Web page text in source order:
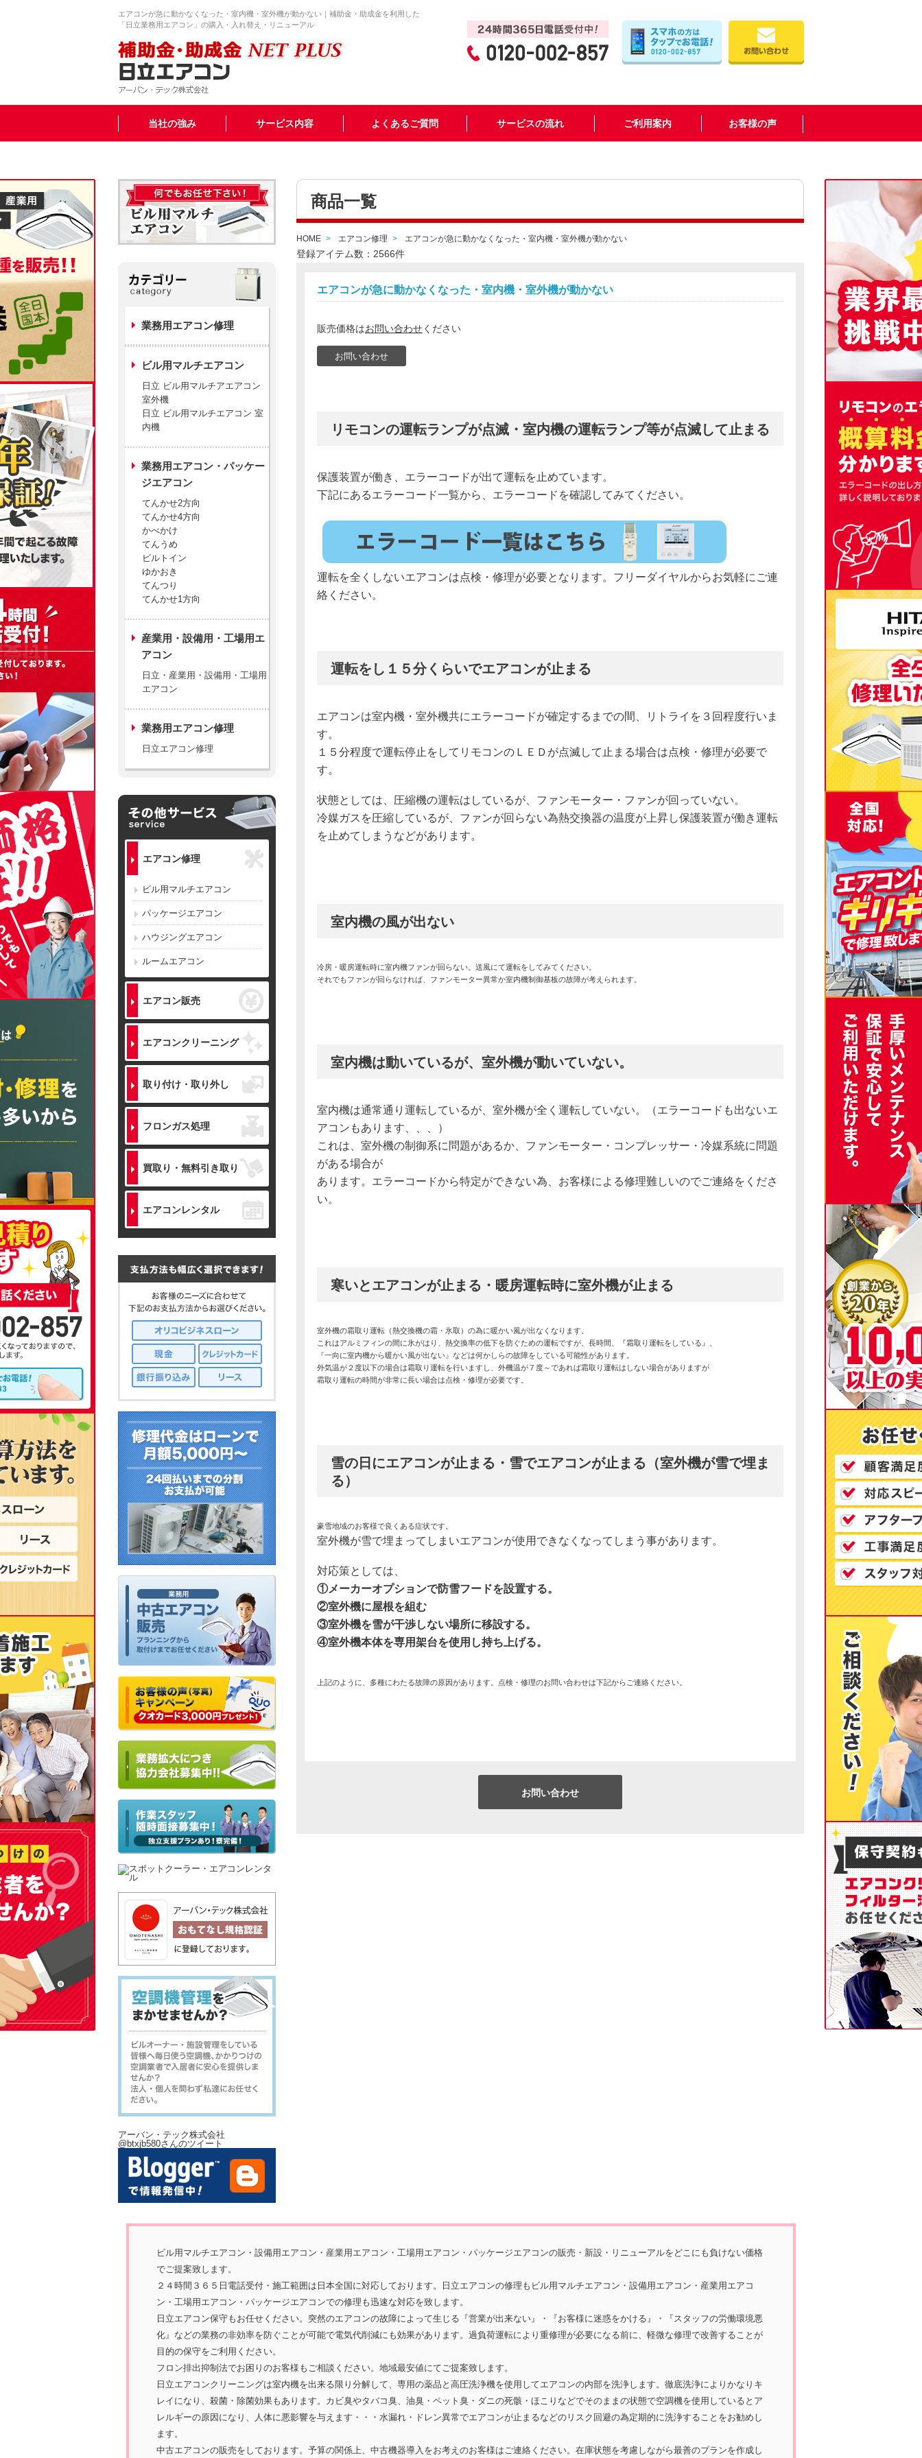
エアコンが急に動かなくなった・室内機・室外機が動かない｜補助金・助成金を利用した
「日立業務用エアコン」の購入・入れ替え・リニューアル
当社の強み サービス内容 よくあるご質問 サービスの流れ ご利用案内 お客様の声
商品一覧
HOME エアコン修理 エアコンが急に動かなくなった・室内機・室外機が動かない
登録アイテム数：2566件
エアコンが急に動かなくなった・室内機・室外機が動かない
販売価格はお問い合わせください
お問い合わせ
リモコンの運転ランプが点滅・室内機の運転ランプ等が点滅して止まる
保護装置が働き、エラーコードが出て運転を止めています。
下記にあるエラーコード一覧から、エラーコードを確認してみてください。
運転を全くしないエアコンは点検・修理が必要となります。フリーダイヤルからお気軽にご連
絡ください。
運転をし１５分くらいでエアコンが止まる
エアコンは室内機・室外機共にエラーコードが確定するまでの間、リトライを３回程度行いま
す。
１５分程度で運転停止をしてリモコンのＬＥＤが点滅して止まる場合は点検・修理が必要で
す。
状態としては、圧縮機の運転はしているが、ファンモーター・ファンが回っていない。
冷媒ガスを圧縮しているが、ファンが回らない為熱交換器の温度が上昇し保護装置が働き運転
を止めてしまうなどがあります。
室内機の風が出ない
冷房・暖房運転時に室内機ファンが回らない。送風にて運転をしてみてください。
それでもファンが回らなければ、ファンモーター異常か室内機制御基板の故障が考えられます。
室内機は動いているが、室外機が動いていない。
室内機は通常通り運転しているが、室外機が全く運転していない。（エラーコードも出ないエ
アコンもあります、、、）
これは、室外機の制御系に問題があるか、ファンモーター・コンプレッサー・冷媒系統に問題
がある場合が
あります。エラーコードから特定ができない為、お客様による修理難しいのでご連絡をくださ
い。
寒いとエアコンが止まる・暖房運転時に室外機が止まる
室外機の霜取り運転（熱交換機の霜・氷取）の為に暖かい風が出なくなります。
これはアルミフィンの間に氷がはり、熱交換率の低下を防ぐための運転ですが、長時間、『霜取り運転をしている』、
『一向に室内機から暖かい風が出ない』などは何かしらの故障をしている可能性があります。
外気温が２度以下の場合は霜取り運転を行いますし、外機温が７度～であれば霜取り運転はしない場合がありますが
霜取り運転の時間が非常に長い場合は点検・修理が必要です。
雪の日にエアコンが止まる・雪でエアコンが止まる（室外機が雪で埋ま
る）
豪雪地域のお客様で良くある症状です。
室外機が雪で埋まってしまいエアコンが使用できなくなってしまう事があります。
対応策としては、
①メーカーオプションで防雪フードを設置する。
②室外機に屋根を組む
③室外機を雪が干渉しない場所に移設する。
④室外機本体を専用架台を使用し持ち上げる。
上記のように、多種にわたる故障の原因があります。点検・修理のお問い合わせは下記からご連絡ください。
お問い合わせ
業務用エアコン修理
ビル用マルチエアコン
日立 ビル用マルチアエアコン
室外機
日立 ビル用マルチエアコン 室
内機
業務用エアコン・パッケー
ジエアコン
てんかせ2方向
てんかせ4方向
かべかけ
てんうめ
ビルトイン
ゆかおき
てんつり
てんかせ1方向
産業用・設備用・工場用エ
アコン
日立・産業用・設備用・工場用
エアコン
業務用エアコン修理
日立エアコン修理
エアコン修理
ビル用マルチエアコン
パッケージエアコン
ハウジングエアコン
ルームエアコン
エアコン販売
エアコンクリーニング
取り付け・取り外し
フロンガス処理
買取り・無料引き取り
エアコンレンタル
アーバン・テック株式会社
@btxjb580さんのツイート
ビル用マルチエアコン・設備用エアコン・産業用エアコン・工場用エアコン・パッケージエアコンの販売・新設・リニューアルをどこにも負けない価格
でご提案致します。
２４時間３６５日電話受付・施工範囲は日本全国に対応しております。日立エアコンの修理もビル用マルチエアコン・設備用エアコン・産業用エアコ
ン・工場用エアコン・パッケージエアコンでの修理も迅速な対応を致します。
日立エアコン保守もお任せください。突然のエアコンの故障によって生じる『営業が出来ない』・『お客様に迷惑をかける』・『スタッフの労働環境悪
化』などの業務の非効率を防ぐことが可能で電気代削減にも効果があります。過負荷運転により重修理が必要になる前に、軽微な修理で改善することが
目的の保守をご利用ください。
フロン排出抑制法でお困りのお客様もご相談ください。地域最安値にてご提案致します。
日立エアコンクリーニングは室内機を出来る限り分解して、専用の薬品と高圧洗浄機を使用してエアコンの内部を洗浄します。徹底洗浄によりかなりキ
レイになり、殺菌・除菌効果もあります。カビ臭やタバコ臭、油臭・ペット臭・ダニの死骸・ほこりなどでそのままの状態で空調機を使用しているとア
レルギーの原因になり、人体に悪影響を与えます・・・水漏れ・ドレン異常でエアコンが止まるなどのリスク回避の為定期的に洗浄することをお勧めし
ます。
中古エアコンの販売をしております。予算の関係上、中古機器導入をお考えのお客様はご連絡ください。在庫状態を考慮しながら最善のプランを作成し